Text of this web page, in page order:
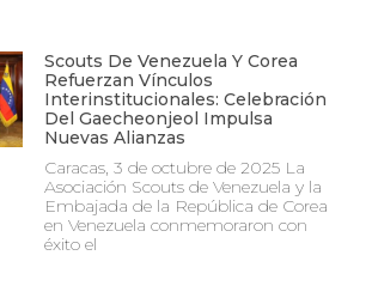
Scouts De Venezuela Y Corea
Refuerzan Vínculos
Interinstitucionales: Celebración
Del Gaecheonjeol Impulsa
Nuevas Alianzas
Caracas, 3 de octubre de 2025 La
Asociación Scouts de Venezuela y la
Embajada de la República de Corea
en Venezuela conmemoraron con
éxito el